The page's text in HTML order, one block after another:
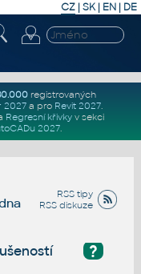
CZ | SK| EN | DE
registrovaných
2027a pro Revit 2027.
Regresní křivkyv sekci
2027.
RSS tipy
RSS diskuze
?